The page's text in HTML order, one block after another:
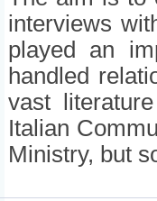
interviews
played an
handled
vast
Italian
Ministry, but